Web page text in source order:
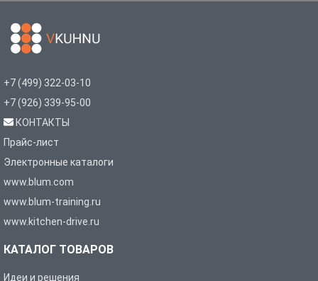
+7 (499) 322-03-10
+7 (926) 339-95-00
КОНТАКТЫ
Прайс-лист
Электронные каталоги
www.blum.com
www.blum-training.ru
www.kitchen-drive.ru
КАТАЛОГ ТОВАРОВ
Идеи и решения